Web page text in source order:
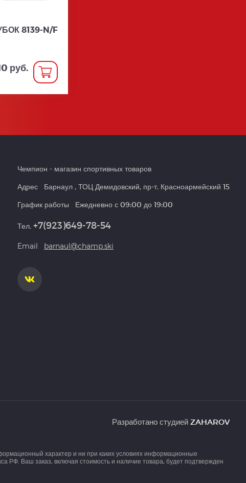
8139-N/F
руб.
Чемпион - магазин спортивных товаров
Адрес Барнаул, ТОЦ Демидовский, пр-т. Красноармейский 15
График работы Ежедневно с 09:00 до 19:00
Тел. +7(923)649-78-54
Email barnaul@champ.ski
Разработано студией ZAHAROV
характер и ни при каких условиях информационные
РФ. Ваш заказ, включая стоимость и наличие товара, будет подтвержден